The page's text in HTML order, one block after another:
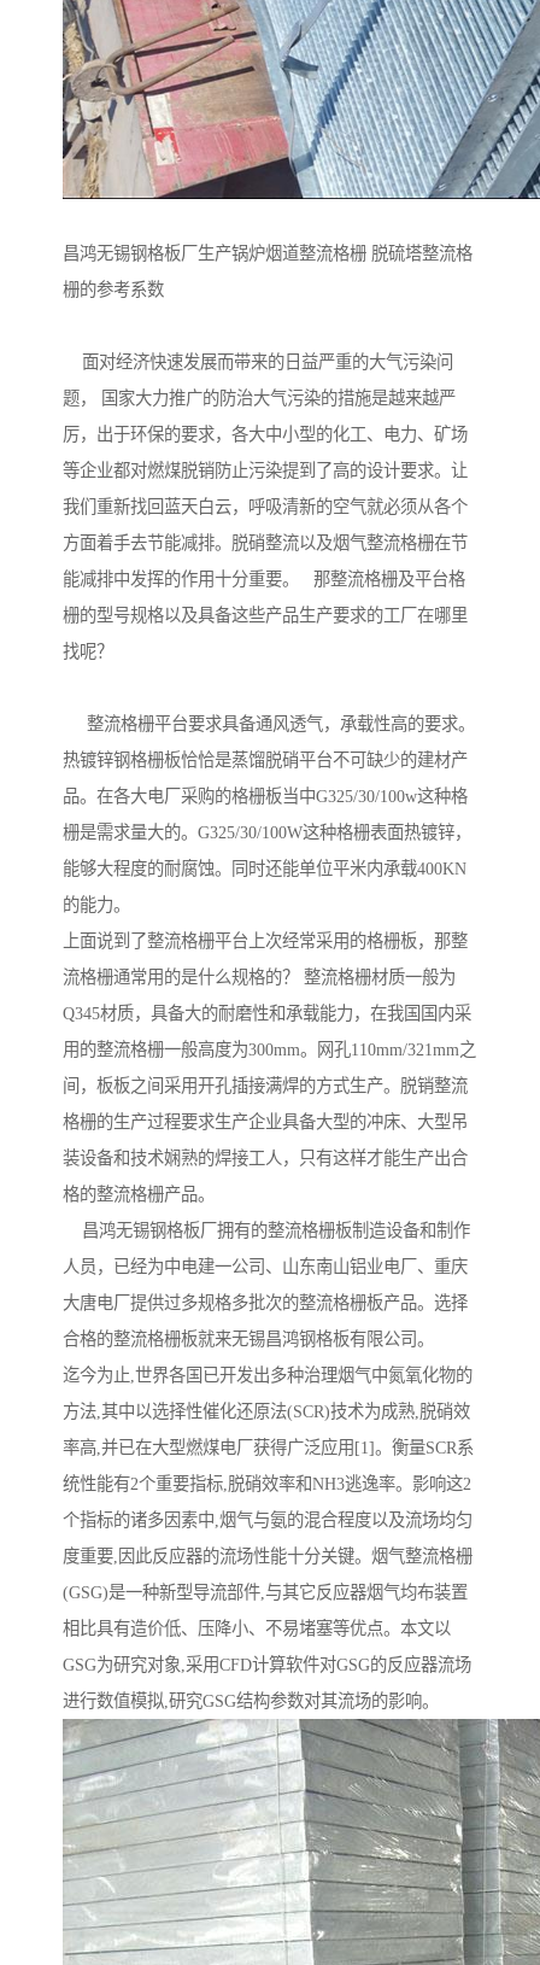
昌鸿无锡钢格板厂生产锅炉烟道整流格栅 脱硫塔整流格
栅的参考系数
面对经济快速发展而带来的日益严重的大气污染问
题， 国家大力推广的防治大气污染的措施是越来越严
厉，出于环保的要求，各大中小型的化工、电力、矿场
等企业都对燃煤脱销防止污染提到了高的设计要求。让
我们重新找回蓝天白云，呼吸清新的空气就必须从各个
方面着手去节能减排。脱硝整流以及烟气整流格栅在节
能减排中发挥的作用十分重要。 那整流格栅及平台格
栅的型号规格以及具备这些产品生产要求的工厂在哪里
找呢？
整流格栅平台要求具备通风透气，承载性高的要求。
热镀锌钢格栅板恰恰是蒸馏脱硝平台不可缺少的建材产
品。在各大电厂采购的格栅板当中G325/30/100w这种格
栅是需求量大的。G325/30/100W这种格栅表面热镀锌，
能够大程度的耐腐蚀。同时还能单位平米内承载400KN
的能力。
上面说到了整流格栅平台上次经常采用的格栅板，那整
流格栅通常用的是什么规格的？ 整流格栅材质一般为
Q345材质，具备大的耐磨性和承载能力，在我国国内采
用的整流格栅一般高度为300mm。网孔110mm/321mm之
间，板板之间采用开孔插接满焊的方式生产。脱销整流
格栅的生产过程要求生产企业具备大型的冲床、大型吊
装设备和技术娴熟的焊接工人，只有这样才能生产出合
格的整流格栅产品。
昌鸿无锡钢格板厂拥有的整流格栅板制造设备和制作
人员，已经为中电建一公司、山东南山铝业电厂、重庆
大唐电厂提供过多规格多批次的整流格栅板产品。选择
合格的整流格栅板就来无锡昌鸿钢格板有限公司。
迄今为止,世界各国已开发出多种治理烟气中氮氧化物的
方法,其中以选择性催化还原法(SCR)技术为成熟,脱硝效
率高,并已在大型燃煤电厂获得广泛应用[1]。衡量SCR系
统性能有2个重要指标,脱硝效率和NH3逃逸率。影响这2
个指标的诸多因素中,烟气与氨的混合程度以及流场均匀
度重要,因此反应器的流场性能十分关键。烟气整流格栅
(GSG)是一种新型导流部件,与其它反应器烟气均布装置
相比具有造价低、压降小、不易堵塞等优点。本文以
GSG为研究对象,采用CFD计算软件对GSG的反应器流场
进行数值模拟,研究GSG结构参数对其流场的影响。